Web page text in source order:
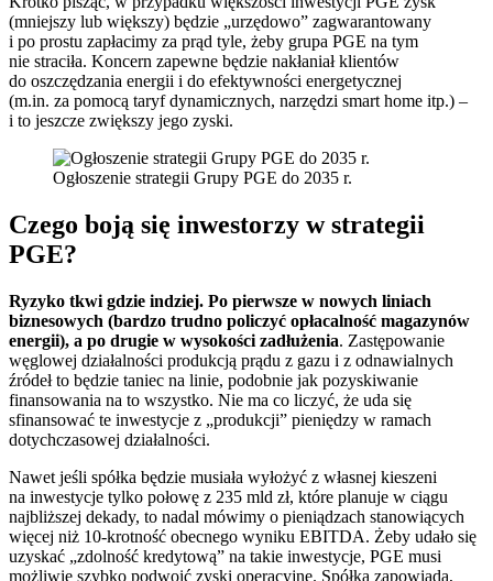
(mniejszy lub większy) będzie „urzędowo” zagwarantowany
i po prostu zapłacimy za prąd tyle, żeby grupa PGE na tym
nie straciła. Koncern zapewne będzie nakłaniał klientów
do oszczędzania energii i do efektywności energetycznej
(m.in. za pomocą taryf dynamicznych, narzędzi smart home itp.) –
i to jeszcze zwiększy jego zyski.
Ogłoszenie strategii Grupy PGE do 2035 r.
Czego boją się inwestorzy w strategii
PGE?
Ryzyko tkwi gdzie indziej. Po pierwsze w nowych liniach
biznesowych (bardzo trudno policzyć opłacalność magazynów
energii), a po drugie w wysokości zadłużenia. Zastępowanie
węglowej działalności produkcją prądu z gazu i z odnawialnych
źródeł to będzie taniec na linie, podobnie jak pozyskiwanie
finansowania na to wszystko. Nie ma co liczyć, że uda się
sfinansować te inwestycje z „produkcji” pieniędzy w ramach
dotychczasowej działalności.
Nawet jeśli spółka będzie musiała wyłożyć z własnej kieszeni
na inwestycje tylko połowę z 235 mld zł, które planuje w ciągu
najbliższej dekady, to nadal mówimy o pieniądzach stanowiących
więcej niż 10-krotność obecnego wyniku EBITDA. Żeby udało się
uzyskać „zdolność kredytową” na takie inwestycje, PGE musi
możliwie szybko podwoić zyski operacyjne. Spółka zapowiada,